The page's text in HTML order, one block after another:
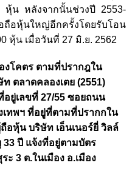
หุ้น หลังจากนั้นช่วงปี 2553-
อหุ้นใหญ่อีกครั้งโดยรับโอน
หุ้น เมื่อวันที่ 27 มิ.ย. 2562
งโคตร ตามที่ปรากฎใน
ตลาดคลองเตย (2551)
อยู่เลขที่ 27/55 ซอยถนน
เทพฯ ที่อยู่ที่ตามที่ปรากกใน
อหุ้น บริษัท เอ็นเนอร์ยี่ วิลล์
ปี แจ้งที่อยู่ตามบัตร
3 ต.ในเมือง อ.เมือง